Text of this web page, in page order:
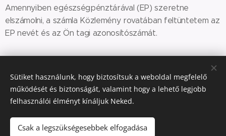
Amennyiben egészségpénztárával (EP) szeretne
elszámolni, a számla Közlemény rovatában feltüntetem az
EP nevét és az Ön tagi azonosítószámát.
© 2016 Dr. Katona Edit.
A honlap oldalain található információk
tájékoztató jellegűek, nem helyettesítik a szakszerű orvosi véleményt,
az orvosi vizsgálatot, diagnózist vagy terápiát. A feltüntetett kezelési
Amennyiben panaszai súlyosak vagy elhúzódnak, forduljon
szakemberhez! A kockázatokról és a mellékhatásokról olvassa el a
Sütiket használunk, hogy biztosítsuk a weboldal megfelelő
működését és biztonságát, valamint hogy a lehető legjobb
felhasználói élményt kínáljuk Neked.
Csak a legszükségesebbek elfogadása